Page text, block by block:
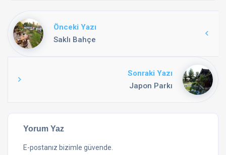
Önceki Yazı
Saklı Bahçe
Sonraki Yazı
Japon Parkı
Yorum Yaz
E-postanız bizimle güvende.